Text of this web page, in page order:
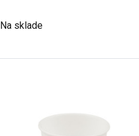
Na sklade